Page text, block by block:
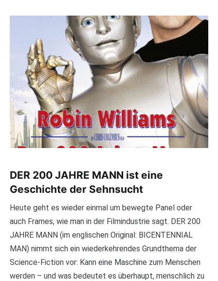
DER 200 JAHRE MANN ist eine
Geschichte der Sehnsucht
Heute geht es wieder einmal um bewegte Panel oder
auch Frames, wie man in der Filmindustrie sagt. DER 200
JAHRE MANN (im englischen Original: BICENTENNIAL
MAN) nimmt sich ein wiederkehrendes Grundthema der
Science-Fiction vor: Kann eine Maschine zum Menschen
werden – und was bedeutet es überhaupt, menschlich zu